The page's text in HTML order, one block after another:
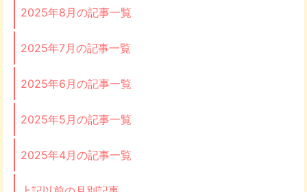
2025年8月の記事一覧
2025年7月の記事一覧
2025年6月の記事一覧
2025年5月の記事一覧
2025年4月の記事一覧